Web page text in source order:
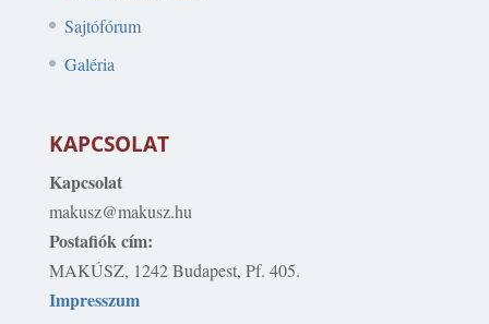
Sajtófórum
Galéria
KAPCSOLAT
Kapcsolat
makusz@makusz.hu
Postafiók cím:
MAKÚSZ, 1242 Budapest, Pf. 405.
Impresszum